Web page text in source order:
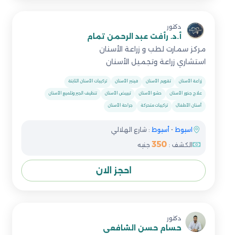
دكتور
أ.د. رأفت عبد الرحمن تمام
مركز سمارت لطب و زراعة الأسنان
استشاري زراعة وتجميل الأسنان
زراعة الأسنان تقويم الأسنان فينير الأسنان تركيبات الأسنان الثابتة
علاج جذور الأسنان حشو الأسنان تبييض الأسنان تنظيف الجير وتلميع الأسنان
أسنان الأطفال تركيبات متحركة جراحة الأسنان
اسيوط - أسيوط : شارع الهلالي
الكشف : 350 جنيه
احجز الان
دكتور
حسام حسن الشافعى